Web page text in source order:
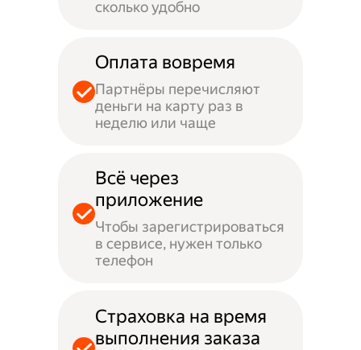
сколько удобно
Оплата вовремя
Партнёры перечисляют
деньги на карту раз в
неделю или чаще
Всё через
приложение
Чтобы зарегистрироваться
в сервисе, нужен только
телефон
Страховка на время
выполнения заказа